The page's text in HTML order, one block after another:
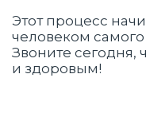
Этот процесс
человеком
Звоните сегодня,
и здоровым!